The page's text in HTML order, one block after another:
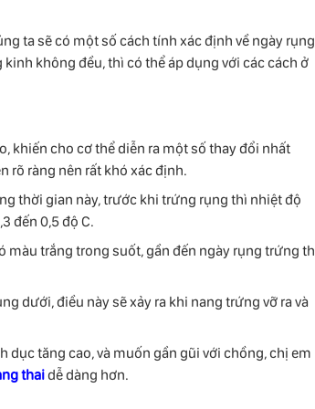
ta sẽ có một số cách tính xác định về ngày rụng
không đều, thì có thể áp dụng với các cách ở
khiến cho cơ thể diễn ra một số thay đổi nhất
rõ ràng nên rất khó xác định.
thời gian này, trước khi trứng rụng thì nhiệt độ
đến 0,5 độ C.
màu trắng trong suốt, gần đến ngày rụng trứng
dưới, điều này sẽ xảy ra khi nang trứng vỡ ra và
tăng cao, và muốn gần gũi với chồng, chị em
thaidễ dàng hơn.